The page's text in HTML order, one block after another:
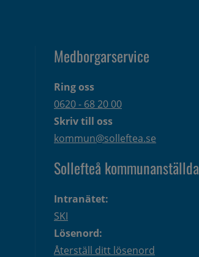
Medborgarservice
Ring oss
0620 - 68 20 00
Skriv till oss
kommun@solleftea.se
Sollefteå kommunanställda
Intranätet:
SKI
Lösenord:
Återställ ditt lösenord